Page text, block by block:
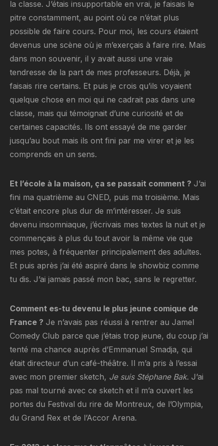
la classe. J’étais insupportable en vrai, je faisais le
pitre constamment, au point où ce n’était plus
possible de faire cours. Pour moi, les cours étaient
devenus une scène où je m’exerçais à faire rire. Mais
dans mon souvenir, il y avait aussi une vraie
tendresse de la part de mes professeurs. Déjà, je
faisais rire certains. Et puis je crois qu’ils voyaient
quelque chose en moi qui ne cadrait pas dans une
classe, mais qui témoignait d’une curiosité et de
certaines capacités. Ils ont essayé de me garder
jusqu’au bout mais ils ont fini par me virer et je les
comprends en un sens.
Et l’école à la maison, ça se passait comment ? J’ai
fini ma quatrième au CNED, puis ma troisième. Mais
c’était encore plus dur de m’intéresser. Je suis
devenu insomniaque, j’écrivais mes textes la nuit et je
commençais à plus du tout avoir la même vie que
mes potes, à fréquenter principalement des adultes.
Et puis après j’ai été aspiré dans le showbiz comme
tu dis. J’ai jamais passé mon bac, sans le regretter.
Comment es-tu devenu le plus jeune comique de
France ? Je n’avais pas réussi à rentrer au Jamel
Comedy Club parce que j’étais trop jeune, du coup j’ai
tenté ma chance auprès d’Emmanuel Smadja, qui
était directeur d’un café-théâtre. Il m’a pris à l’essai
avec mon premier sketch, Je suis Stéphane Bak. J’ai
pas mal tourné avec ce sketch et il m’a ouvert les
portes du Festival du rire de Montreux, de l’Olympia,
du Grand Rex et de l’Accor Arena.